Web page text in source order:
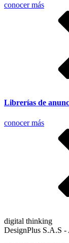
conocer más
Librerías de
conocer más
digital thinking
DesignPlus S.A.S